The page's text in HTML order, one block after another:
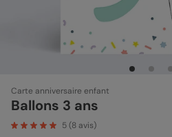
Carte anniversaire enfant
Ballons 3 ans
5(8 avis)